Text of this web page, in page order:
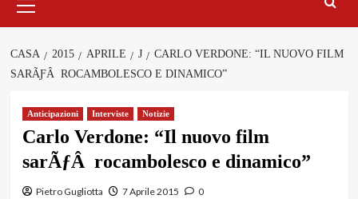
principale
CASA 2015 APRILE J
CARLO VERDONE: “IL NUOVO FILM
SARÃƑÂ ROCAMBOLESCO E DINAMICO”
Anticipazioni Interviste Notizie
Carlo Verdone: “Il nuovo film
sarÃƒÂ rocambolesco e dinamico”
Pietro Gugliotta 7 Aprile 2015 0